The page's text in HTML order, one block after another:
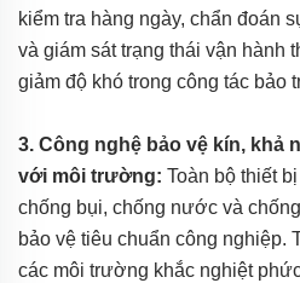
kiểm tra hàng ngày, chẩn đoán
và giám sát trạng thái vận hành
giảm độ khó trong công tác bảo
3. Công nghệ bảo vệ kín, khả
với môi trường: Toàn bộ thiết
chống bụi, chống nước và
bảo vệ tiêu chuẩn công nghiệp.
các môi trường khắc nghiệt